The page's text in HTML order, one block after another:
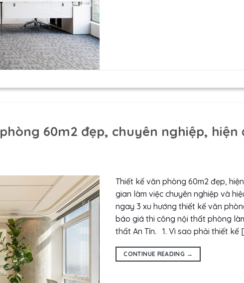
60m2 đẹp, chuyên nghiệp, hiện
Thiết kế văn phòng 60m2 đẹp,
gian làm việc chuyên nghiệp và
ngay 3 xu hướng thiết kế văn
báo giá thi công nội thất phòng
thất An Tín. 1. Vì sao phải thiết kế
CONTINUE READING →